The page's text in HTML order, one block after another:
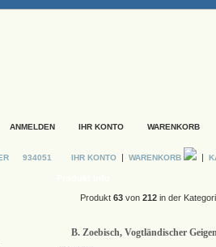
ANMELDEN IHR KONTO WARENKORB
934051 IHR KONTO | WARENKORB |
Produkt 63 von 212 in der
B. Zoebisch, Vogtländischer